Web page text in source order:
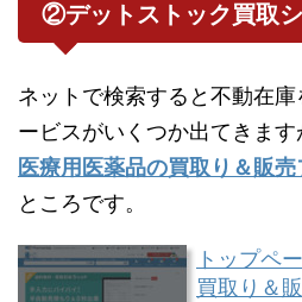
②デットストック買取
ネットで検索すると不動在
ービスがいくつか出てきま
医療用医薬品の買取り＆販
ところです。
トップペ
買取り＆